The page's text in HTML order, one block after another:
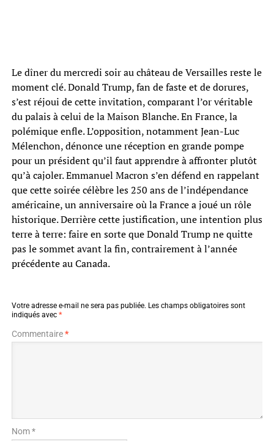
Le dîner du mercredi soir au château de Versailles reste le
moment clé. Donald Trump, fan de faste et de dorures,
s’est réjoui de cette invitation, comparant l’or véritable
du palais à celui de la Maison Blanche. En France, la
polémique enfle. L’opposition, notamment Jean-Luc
Mélenchon, dénonce une réception en grande pompe
pour un président qu’il faut apprendre à affronter plutôt
qu’à cajoler. Emmanuel Macron s’en défend en rappelant
que cette soirée célèbre les 250 ans de l’indépendance
américaine, un anniversaire où la France a joué un rôle
historique. Derrière cette justification, une intention plus
terre à terre: faire en sorte que Donald Trump ne quitte
pas le sommet avant la fin, contrairement à l’année
précédente au Canada.
Votre adresse e-mail ne sera pas publiée. Les champs obligatoires sont
indiqués avec *
Commentaire*
Nom *